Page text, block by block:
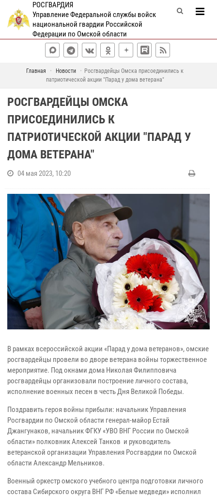
РОСГВАРДИЯ
Управление Федеральной службы войск
национальной гвардии Российской
Федерации по Омской области
Главная Новости
Росгвардейцы Омска присоединились к
патриотической акции "Парад у дома ветерана"
РОСГВАРДЕЙЦЫ ОМСКА
ПРИСОЕДИНИЛИСЬ К
ПАТРИОТИЧЕСКОЙ АКЦИИ "ПАРАД У
ДОМА ВЕТЕРАНА"
04 мая 2023, 10:20
В рамках всероссийской акции «Парад у дома ветеранов», омские
росгвардейцы провели во дворе ветерана войны торжественное
мероприятие. Под окнами дома Николая Филипповича
росгвардейцы организовали построение личного состава,
исполнение военных песен в честь Дня Великой Победы.
Поздравить героя войны прибыли: начальник Управления
Росгвардии по Омской области генерал-майор Естай
Джангунаков, начальник ФГКУ «УВО ВНГ России по Омской
области» полковник Алексей Танков и руководитель
ветеранской организации Управления Росгвардии по Омской
области Александр Мельников.
Военный оркестр омского учебного центра подготовки личного
состава Сибирского округа ВНГ РФ «Белые медведи» исполнил